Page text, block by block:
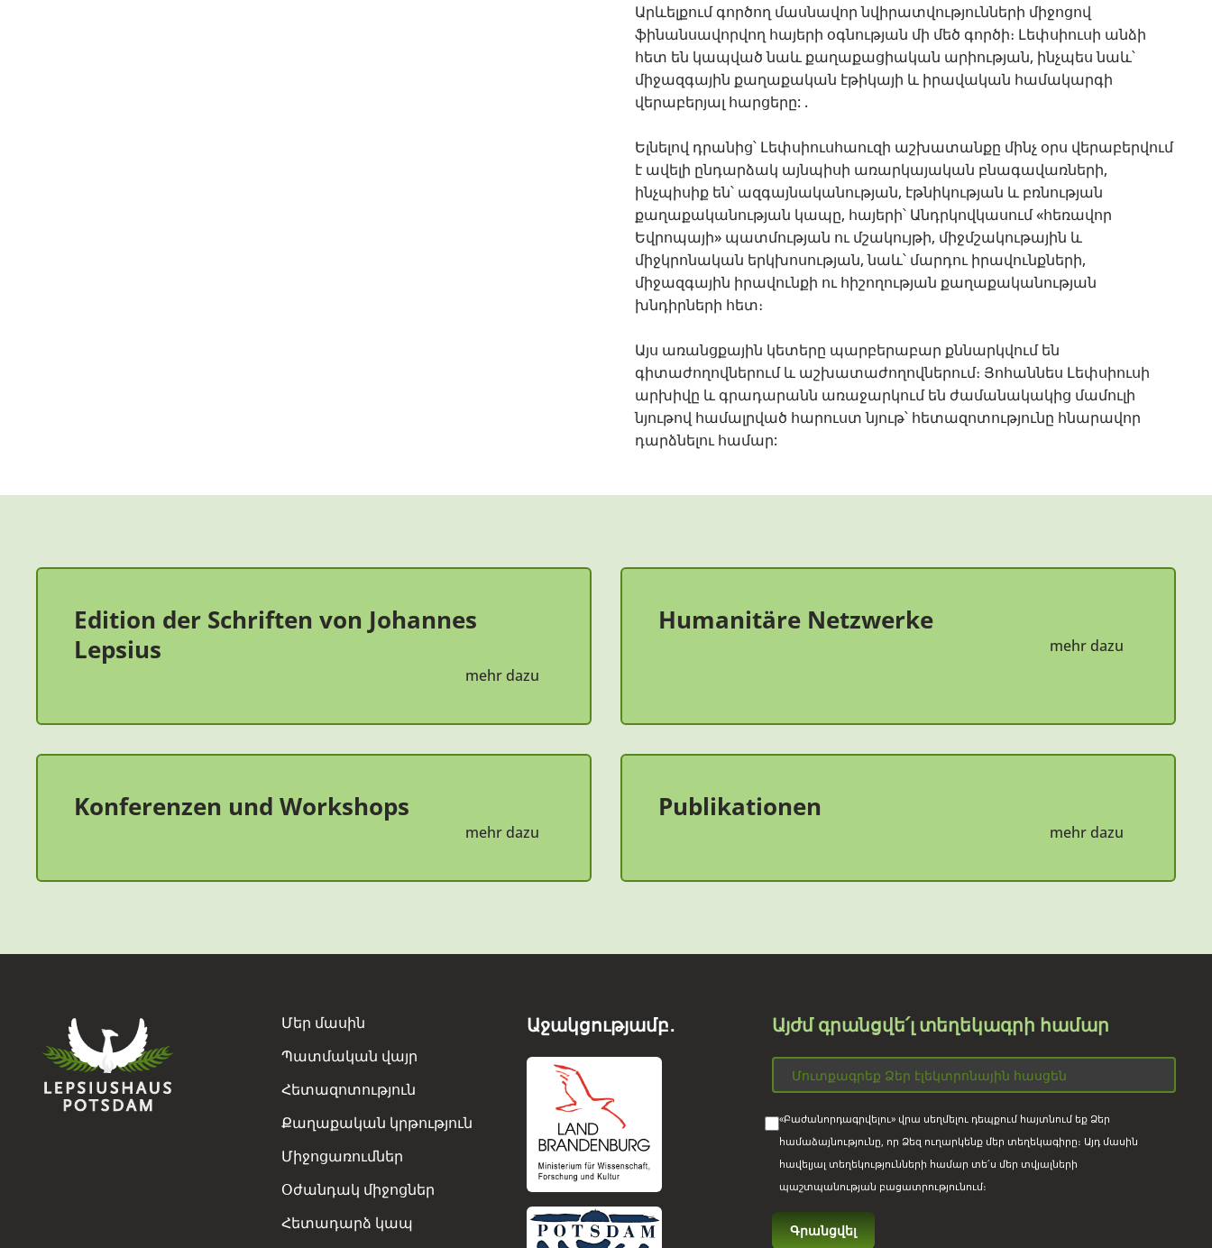
Արևելքում գործող մասնավոր նվիրատվությունների միջոցով
ֆինանսավորվող հայերի օգնության մի մեծ գործի։ Լեփսիուսի անձի
հետ են կապված նաև քաղաքացիական արիության, ինչպես նաև՝
միջազգային քաղաքական էթիկայի և իրավական համակարգի
վերաբերյալ հարցերը: .
Ելնելով դրանից՝ Լեփսիուսհաուզի աշխատանքը մինչ օրս վերաբերվում
է ավելի ընդարձակ այնպիսի առարկայական բնագավառների,
ինչպիսիք են՝ ազգայնականության, էթնիկության և բռնության
քաղաքականության կապը, հայերի՝ Անդրկովկասում «հեռավոր
Եվրոպայի» պատմության ու մշակույթի, միջմշակութային և
միջկրոնական երկխոսության, նաև՝ մարդու իրավունքների,
միջազգային իրավունքի ու հիշողության քաղաքականության
խնդիրների հետ։
Այս առանցքային կետերը պարբերաբար քննարկվում են
գիտաժողովներում և աշխատաժողովներում։ Յոհաննես Լեփսիուսի
արխիվը և գրադարանն առաջարկում են ժամանակակից մամուլի
նյութով համալրված հարուստ նյութ՝ հետազոտությունը հնարավոր
դարձնելու համար:
Edition der Schriften von Johannes
Lepsius
mehr dazu
Humanitäre Netzwerke
mehr dazu
Konferenzen und Workshops
mehr dazu
Publikationen
mehr dazu
Մեր մասին
Պատմական վայր
Հետազոտություն
Քաղաքական կրթություն
Միջոցառումներ
Օժանդակ միջոցներ
Հետադարձ կապ
Աջակցությամբ․ Այժմ գրանցվե՛լ տեղեկագրի համար
«Բաժանորդագրվելու» վրա սեղմելու դեպքում հայտնում եք Ձեր
համաձայնությունը, որ Ձեզ ուղարկենք մեր տեղեկագիրը։ Այդ մասին
հավելյալ տեղեկությունների համար տե՛ս մեր տվյալների
պաշտպանության բացատրությունում։